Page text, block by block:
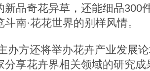
新品奇花异草，还能细品300
南·花花世界的别样风情。
办方还将举办花卉产业发展
分享花卉界相关领域的研究